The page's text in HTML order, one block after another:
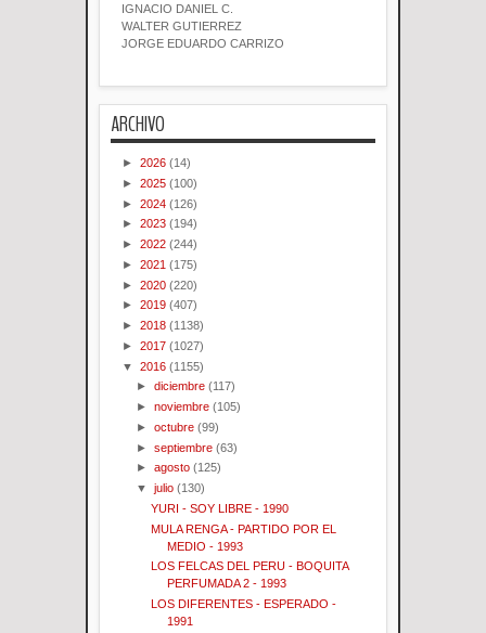
IGNACIO DANIEL C.
WALTER GUTIERREZ
JORGE EDUARDO CARRIZO
ARCHIVO
► 2026 (14)
► 2025 (100)
► 2024 (126)
► 2023 (194)
► 2022 (244)
► 2021 (175)
► 2020 (220)
► 2019 (407)
► 2018 (1138)
► 2017 (1027)
▼ 2016 (1155)
►diciembre (117)
►noviembre (105)
►octubre (99)
►septiembre (63)
►agosto (125)
▼julio (130)
YURI - SOY LIBRE - 1990
MULA RENGA - PARTIDO POR EL
MEDIO - 1993
LOS FELCAS DEL PERU - BOQUITA
PERFUMADA 2 - 1993
LOS DIFERENTES - ESPERADO -
1991